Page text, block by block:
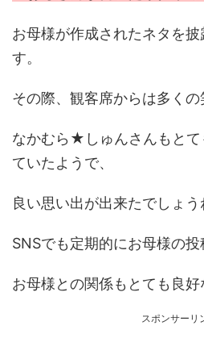
お母様が作成されたネタを
す。
その際、観客席からは多くの
なかむら★しゅんさんもと
ていたようで、
良い思い出が出来たでしょう
SNSでも定期的にお母様の
お母様との関係もとても良好
スポンサーリ